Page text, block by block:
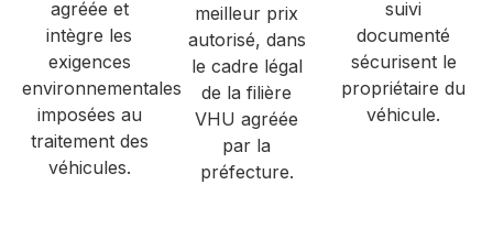
agréée et
intègre les
exigences
environnementales
imposées au
traitement des
véhicules.
meilleur prix
autorisé, dans
le cadre légal
de la filière
VHU agréée
par la
préfecture.
suivi
documenté
sécurisent le
propriétaire du
véhicule.